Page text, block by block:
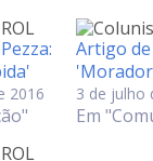
2016
Artigo de
3 de julho
Em